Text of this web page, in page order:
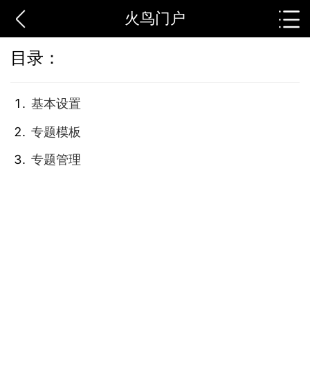
火鸟门户
目录：
基本设置
专题模板
专题管理